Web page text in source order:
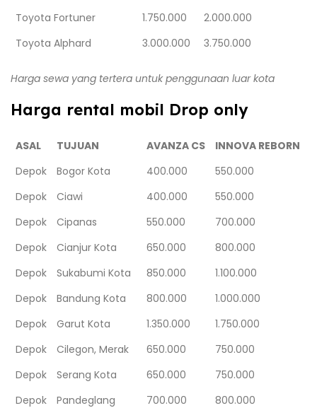
Toyota Fortuner
1.750.000
2.000.000
Toyota Alphard
3.000.000 3.750.000
Harga sewa yang tertera untuk penggunaan luar kota
Harga rental mobil Drop only
ASAL TUJUAN AVANZA CS
INNOVA REBORN
Depok
Bogor Kota 400.000
550.000
Depok
Ciawi 400.000
550.000
Depok
Cipanas 550.000
700.000
Depok
Cianjur Kota 650.000
800.000
Depok
Sukabumi Kota 850.000
1.100.000
Depok
Bandung Kota 800.000
1.000.000
Depok
Garut Kota 1.350.000
1.750.000
Depok
Cilegon, Merak 650.000
750.000
Depok
Serang Kota 650.000
750.000
Depok
Pandeglang 700.000
800.000